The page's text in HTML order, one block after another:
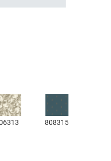
808315